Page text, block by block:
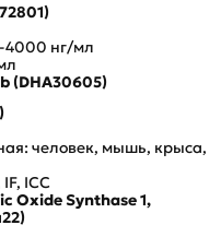
4000 нг/мл
(DHA30605)
человек, мышь, крыса,
ICC
Oxide Synthase 1,